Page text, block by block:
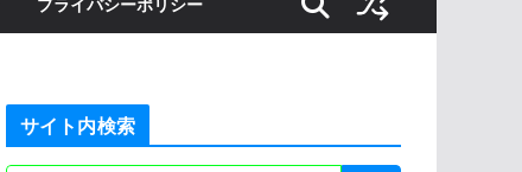
プライバシーポリシー
サイト内検索